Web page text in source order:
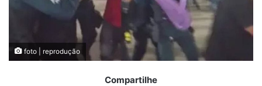
foto | reprodução
Compartilhe